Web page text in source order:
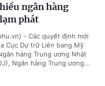
ngân hàng
phát
- Các quyết định mới
Cục Dự trữ Liên bang Mỹ
hàng Trung ương Nhật
Ngân hàng Trung ương...